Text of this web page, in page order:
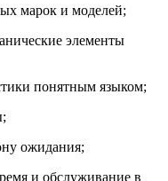
марок и моделей;
элементы
понятным языком;
ожидания;
и обслуживание в